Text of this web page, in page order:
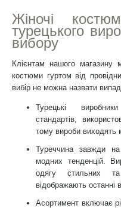
Жіночі
турецького
вибору
Клієнтам нашого магазину
костюми гуртом від
вибір не можна назвати
Турецькі
стандартів,
тому вироби виходять
Туреччина завжди
модних тенденцій.
одягу стильних
відображають останні
Асортимент включає